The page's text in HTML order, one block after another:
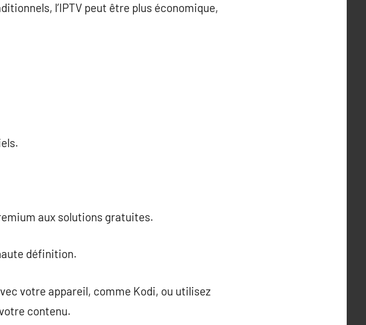
l’IPTV peut être plus économique,
aux solutions gratuites.
définition.
votre appareil, comme Kodi, ou utilisez
contenu.